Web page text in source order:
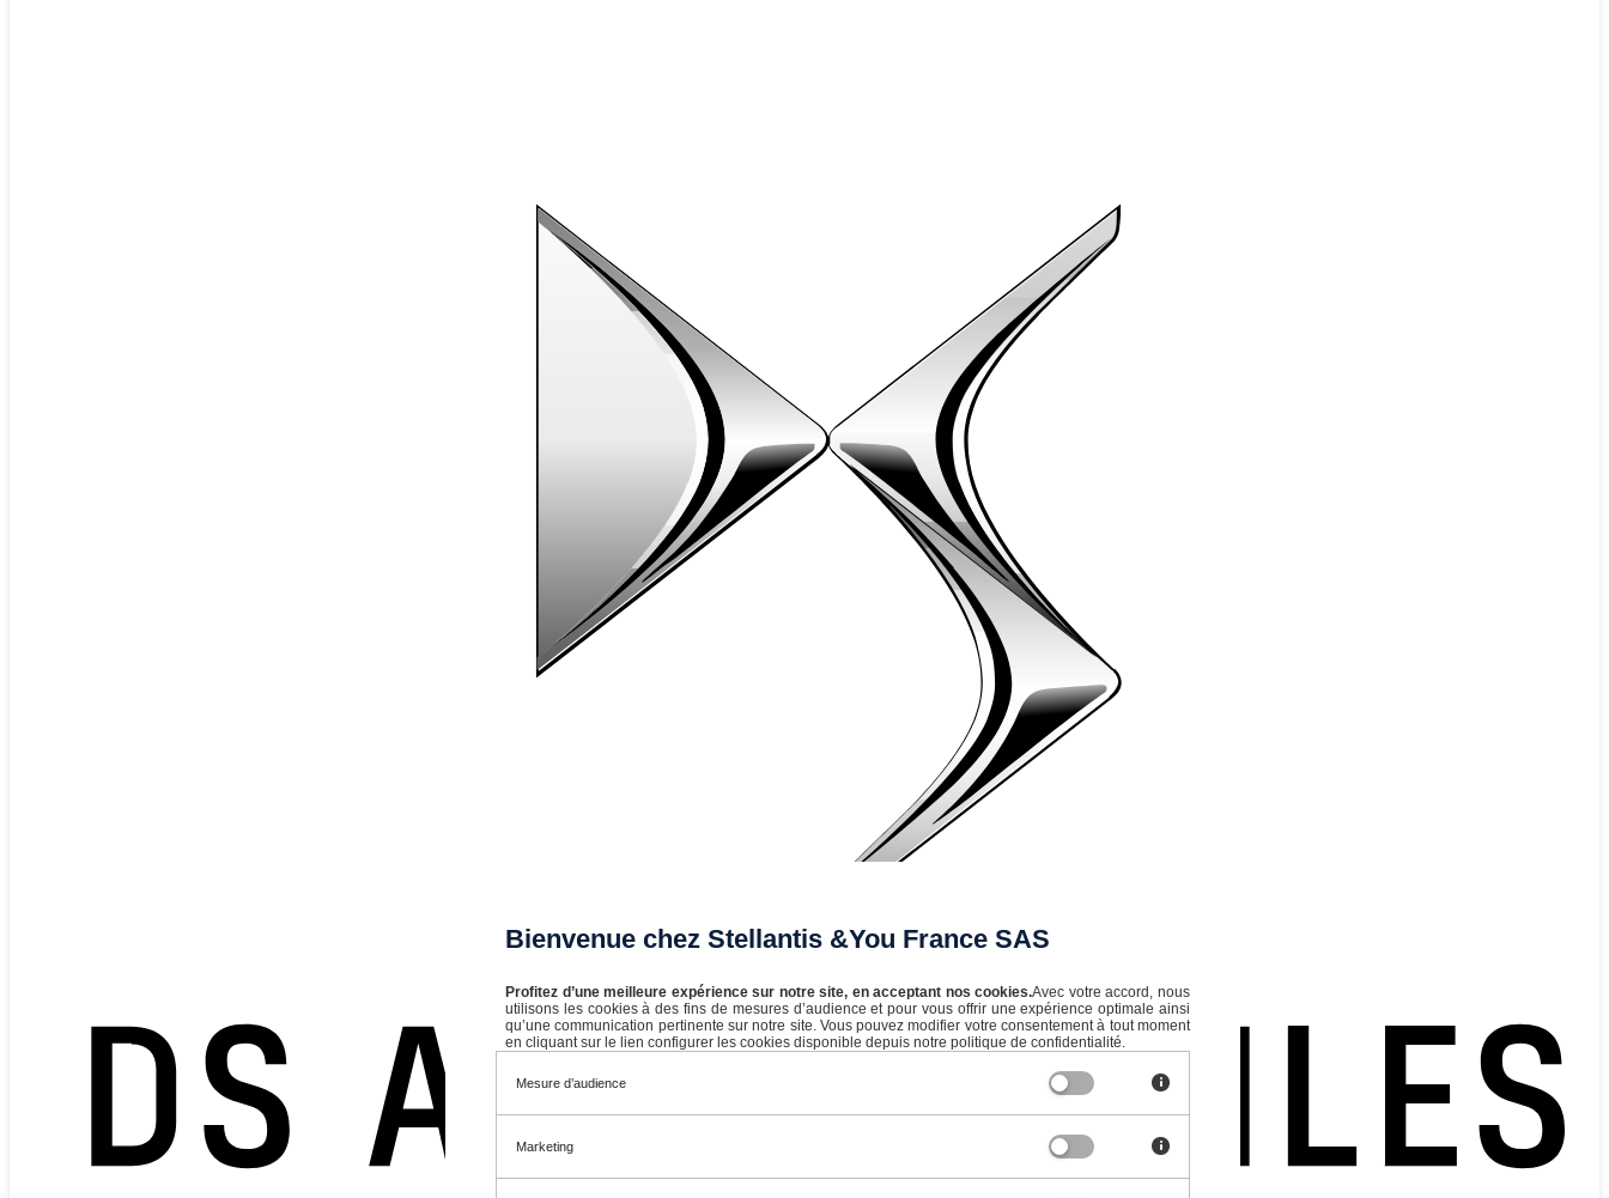
Bienvenue chez Stellantis &You France SAS
Profitez d’une meilleure expérience sur notre site, en acceptant nos cookies.Avec votre accord, nous
utilisons les cookies à des fins de mesures d’audience et pour vous offrir une expérience optimale ainsi
qu’une communication pertinente sur notre site. Vous pouvez modifier votre consentement à tout moment
en cliquant sur le lien configurer les cookies disponible depuis notre politique de confidentialité.
Mesure d’audience
Marketing